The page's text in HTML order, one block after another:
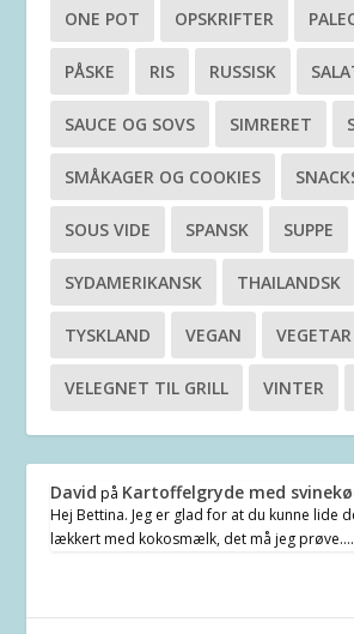
ONE POT OPSKRIFTER
PÅSKE RIS RUSSISK
SAUCE OG SOVS SIMRERET
SMÅKAGER OG COOKIES
SOUS VIDE SPANSK SUPPE
SYDAMERIKANSK THAILANDSK
TYSKLAND VEGAN VEGETAR
VELEGNET TIL GRILL VINTER
David på Kartoffelgryde med
Hej Bettina. Jeg er glad for at du kunne lide
lækkert med kokosmælk, det må jeg prøve.…